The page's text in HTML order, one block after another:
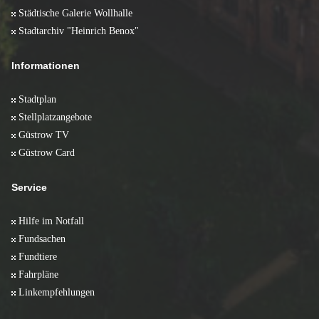
Städtische Galerie Wollhalle
Stadtarchiv "Heinrich Benox"
Informationen
Stadtplan
Stellplatzangebote
Güstrow TV
Güstrow Card
Service
Hilfe im Notfall
Fundsachen
Fundtiere
Fahrpläne
Linkempfehlungen